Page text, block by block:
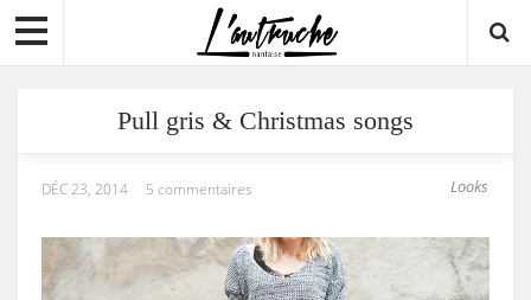
Pull gris & Christmas songs
Looks
DÉC 23, 2014 5 commentaires